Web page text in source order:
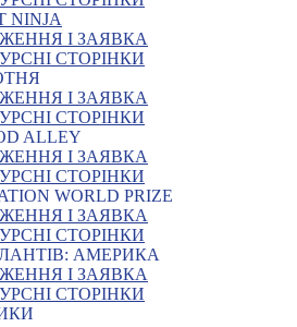
NINJA
І ЗАЯВКА
СТОРІНКИ
І ЗАЯВКА
СТОРІНКИ
ALLEY
І ЗАЯВКА
СТОРІНКИ
WORLD PRIZE
І ЗАЯВКА
СТОРІНКИ
АМЕРИКА
І ЗАЯВКА
СТОРІНКИ